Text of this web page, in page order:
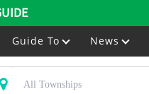
Guide To News